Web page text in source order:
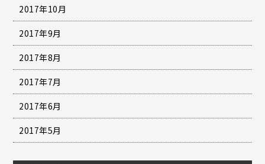
2017年10月
2017年9月
2017年8月
2017年7月
2017年6月
2017年5月